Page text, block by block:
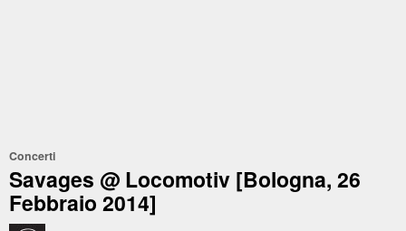
Concerti
Savages @ Locomotiv [Bologna, 26
Febbraio 2014]